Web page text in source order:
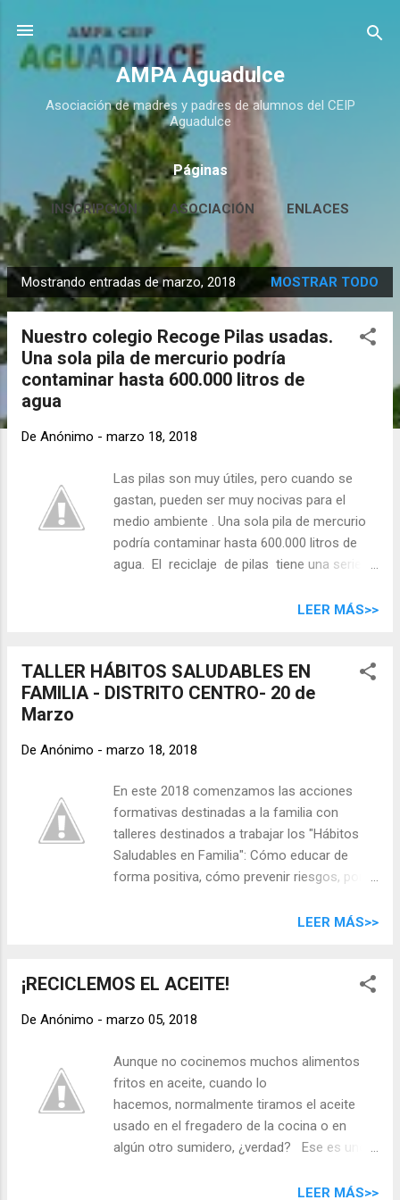
Ir al contenido principal
AMPA Aguadulce
Asociación de madres y padres de alumnos del CEIP
Aguadulce
Páginas
INSCRIPCIÓN ASOCIACIÓN ENLACES
CONTACTO MÁS… HUERTO ESCOLAR
E
n
Mostrando entradas de marzo, 2018 MOSTRAR TODO
Nuestro colegio Recoge Pilas usadas.
Una sola pila de mercurio podría
contaminar hasta 600.000 litros de
agua
De Anónimo - marzo 18, 2018
Las pilas son muy útiles, pero cuando se
gastan, pueden ser muy nocivas para el
medio ambiente . Una sola pila de mercurio
podría contaminar hasta 600.000 litros de
agua. El reciclaje de pilas tiene una serie
económicas considerables. Por qué hay que
baterías o los acumuladores, contienen
metales y sustancias químicas tóxicas: el
si no se tratan de forma adecuada. "Hay
mercurio podría contaminar hasta 600.000
litros de agua", según Matías Rodrigues ,
director general en España de la Plataforma
Europea de Reciclado (ERP) , que gestiona
diversos tipos de residuos de aparatos
LEER MÁS>>
TALLER HÁBITOS SALUDABLES EN
FAMILIA - DISTRITO CENTRO- 20 de
Marzo
De Anónimo - marzo 18, 2018
En este 2018 comenzamos las acciones
formativas destinadas a la familia con
talleres destinados a trabajar los "Hábitos
Saludables en Familia": Cómo educar de
forma positiva, cómo prevenir riesgos, poner
Suárez. La sesión serán el próximo martes
Lateral del Norte 35, Miller Bajo, en horario
las plazas son limitadas. La inscripción
esta información: vía telefónica (
928448560 ext 47511) , por medio del
correo electrónico (
ichernan@laspalmasgc.es ) o
personándose en el Centro Municipal de
LEER MÁS>>
¡RECICLEMOS EL ACEITE!
De Anónimo - marzo 05, 2018
Aunque no cocinemos muchos alimentos
fritos en aceite, cuando lo
hacemos, normalmente tiramos el aceite
usado en el fregadero de la cocina o en
algún otro sumidero, ¿verdad? Ese es uno
cometer. UN LITRO DE ACEITE CONTAMINA
LEER MÁS>>